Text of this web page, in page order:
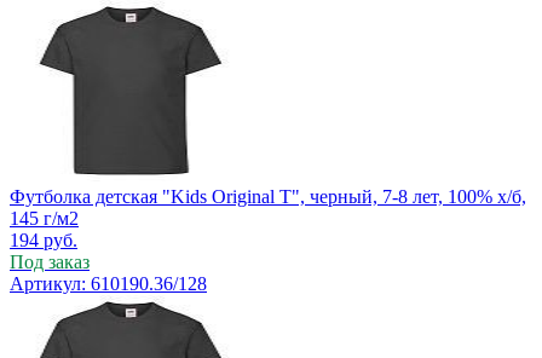
Футболка детская "Kids Original T", черный, 7-8 лет, 100% х/б,
145 г/м2
194 руб.
Под заказ
Артикул: 610190.36/128